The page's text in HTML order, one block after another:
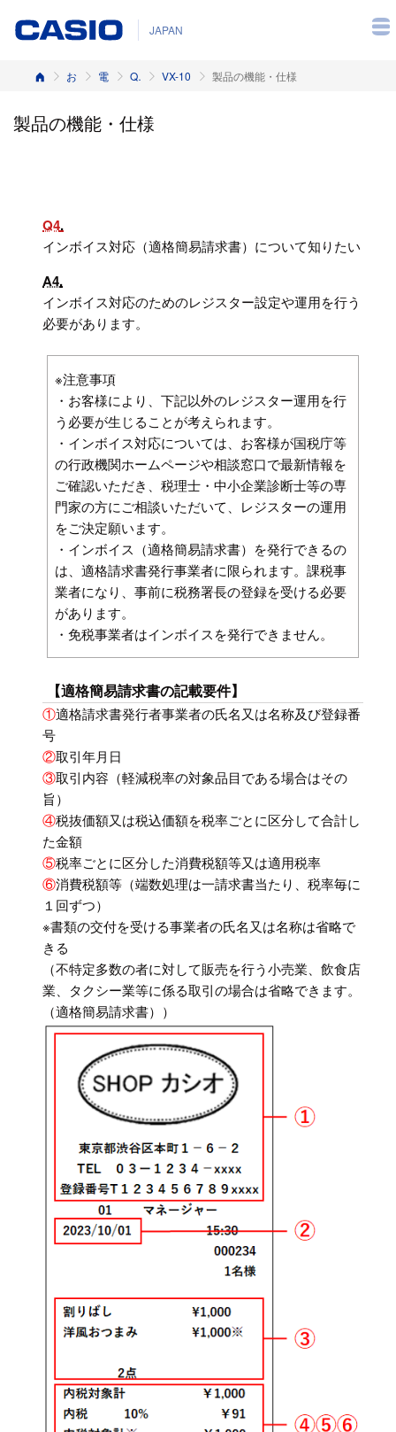
JAPAN
ホーム お客様サポート 電子レジスター Q&A（よくある質問と答え） VX-10 製品の機能・仕様
製品の機能・仕様
Q4
インボイス対応（適格簡易請求書）について知りたい
A4
インボイス対応のためのレジスター設定や運用を行う
必要があります。
※注意事項
・お客様により、下記以外のレジスター運用を行
う必要が生じることが考えられます。
・インボイス対応については、お客様が国税庁等
の行政機関ホームページや相談窓口で最新情報を
ご確認いただき、税理士・中小企業診断士等の専
門家の方にご相談いただいて、レジスターの運用
をご決定願います。
・インボイス（適格簡易請求書）を発行できるの
は、適格請求書発行事業者に限られます。課税事
業者になり、事前に税務署長の登録を受ける必要
があります。
・免税事業者はインボイスを発行できません。
【適格簡易請求書の記載要件】
①適格請求書発行者事業者の氏名又は名称及び登録番
号
②取引年月日
③取引内容（軽減税率の対象品目である場合はその
旨）
④税抜価額又は税込価額を税率ごとに区分して合計し
た金額
⑤税率ごとに区分した消費税額等又は適用税率
⑥消費税額等（端数処理は一請求書当たり、税率毎に
１回ずつ）
※書類の交付を受ける事業者の氏名又は名称は省略で
きる
（不特定多数の者に対して販売を行う小売業、飲食店
業、タクシー業等に係る取引の場合は省略できます。
（適格簡易請求書））